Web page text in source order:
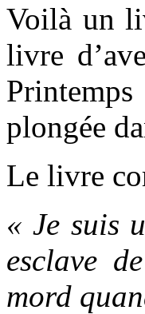
Voilà un
livre
plongée
Le livre
« Je suis
esclave
mord